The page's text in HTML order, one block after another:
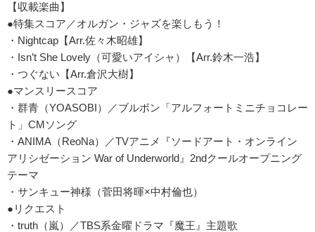
【収載楽曲】
●特集スコア／オルガン・ジャズを楽しもう！
・Nightcap【Arr.佐々木昭雄】
・Isn’t She Lovely（可愛いアイシャ）【Arr.鈴木一浩】
・つぐない【Arr.倉沢大樹】
●マンスリースコア
・群青（YOASOBI）／ブルボン「アルフォートミニチョコレー
ト」CMソング
・ANIMA（ReoNa）／TVアニメ『ソードアート・オンライン
アリシゼーション War of Underworld』2ndクールオープニング
テーマ
・サンキュー神様（菅田将暉×中村倫也）
●リクエスト
・truth（嵐）／TBS系金曜ドラマ『魔王』主題歌